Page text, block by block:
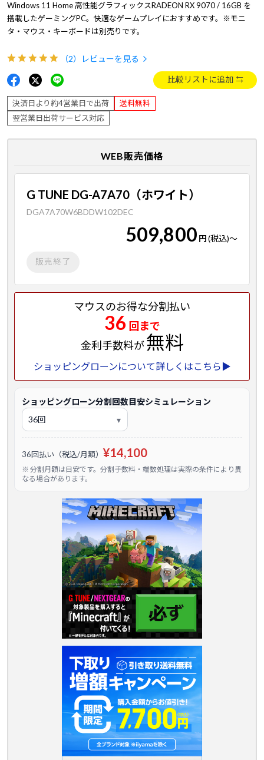
Windows 11 Home 高性能グラフィックスRADEON RX 9070 / 16GB を
搭載したゲーミングPC。快適なゲームプレイにおすすめです。※モニ
タ・マウス・キーボードは別売りです。
（2） レビューを見る
比較リストに追加
決済日より約4営業日で出荷
送料無料
翌営業日出荷サービス対応
WEB販売価格
G TUNE DG-A7A70（ホワイト）
DGA7A70W6BDDW102DEC
509,800 円(税込)～
販売終了
マウスのお得な分割払い
36 回まで
金利手数料が無料
ショッピングローンについて詳しくはこちら▶
ショッピングローン分割回数目安シミュレーション
36回払い（税込/月額） ¥14,100
※ 分割月額は目安です。分割手数料・端数処理は実際の条件により異
なる場合があります。